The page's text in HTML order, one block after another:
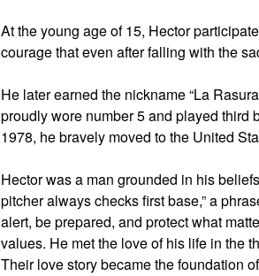
At the young age of 15, Hector
courage that even after falling with the
He later earned the nickname “La
proudly wore number 5 and played third
1978, he bravely moved to the United
Hector was a man grounded in his
pitcher always checks first base,” a
alert, be prepared, and protect what
values. He met the love of his life in the
Their love story became the foundation